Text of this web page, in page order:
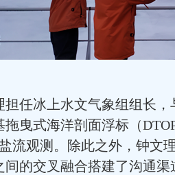
任冰上水文气象组组长
曳式海洋剖面浮标（
流观测。除此之外，钟文
的交叉融合搭建了沟通渠